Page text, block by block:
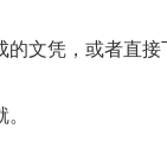
文凭，或者直接